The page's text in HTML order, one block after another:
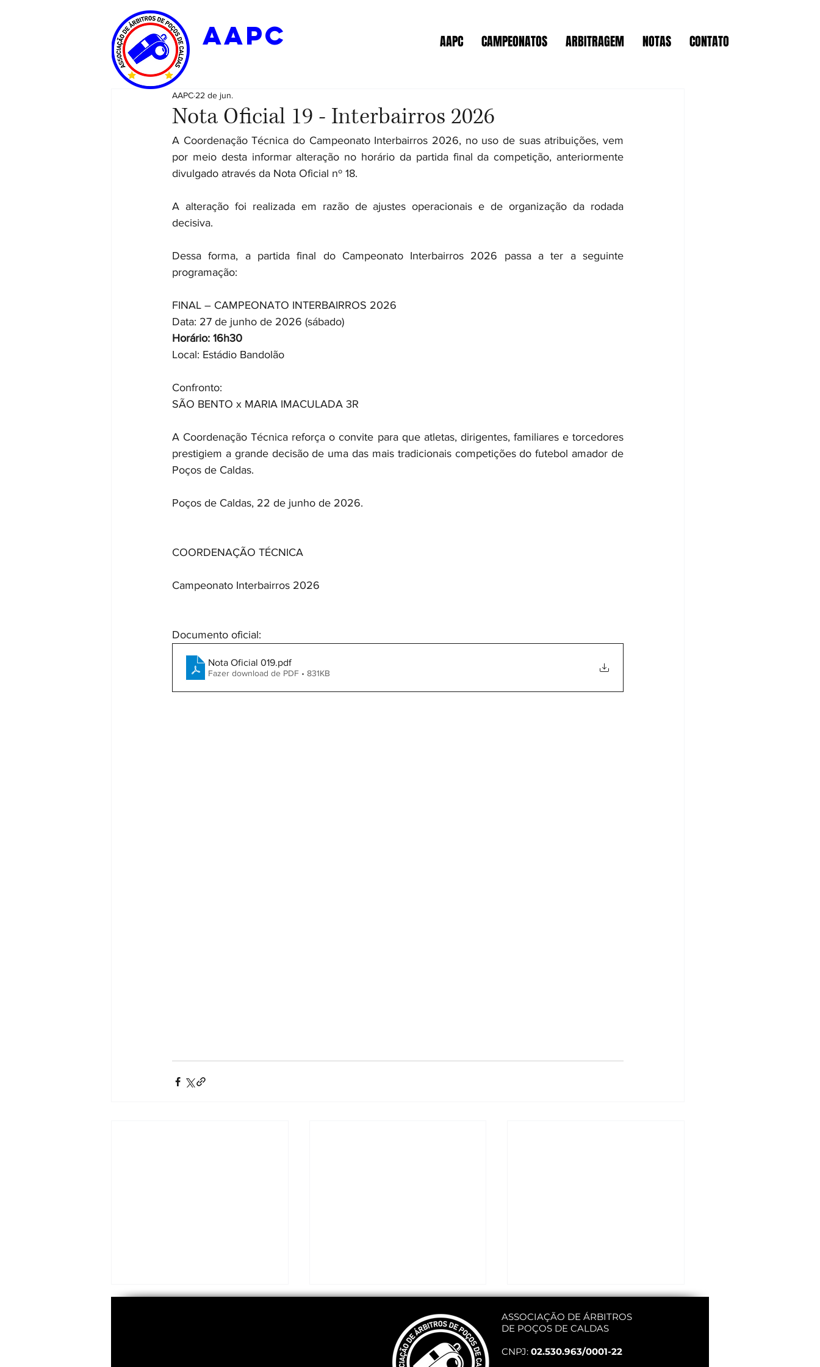
AAPC CAMPEONATOS ARBITRAGEM NOTAS CONTATO
aapc
Nota Oficial 19 - Interbairros 2026
AAPC 22 de jun.
A Coordenação Técnica do Campeonato Interbairros 2026, no uso de suas atribuições, vem
por meio desta informar alteração no horário da partida final da competição, anteriormente
divulgado através da Nota Oficial nº 18.
A alteração foi realizada em razão de ajustes operacionais e de organização da rodada
decisiva.
Dessa forma, a partida final do Campeonato Interbairros 2026 passa a ter a seguinte
programação:
FINAL – CAMPEONATO INTERBAIRROS 2026
Data: 27 de junho de 2026 (sábado)
Horário: 16h30
Local: Estádio Bandolão
Confronto:
SÃO BENTO x MARIA IMACULADA 3R
A Coordenação Técnica reforça o convite para que atletas, dirigentes, familiares e torcedores
prestigiem a grande decisão de uma das mais tradicionais competições do futebol amador de
Poços de Caldas.
Poços de Caldas, 22 de junho de 2026.
COORDENAÇÃO TÉCNICA
Campeonato Interbairros 2026
Documento oficial:
Nota Oficial 019.pdf
Fazer download de PDF • 831KB
ASSOCIAÇÃO DE ÁRBITROS
DE POÇOS DE CALDAS
CNPJ: 02.530.963/0001-22